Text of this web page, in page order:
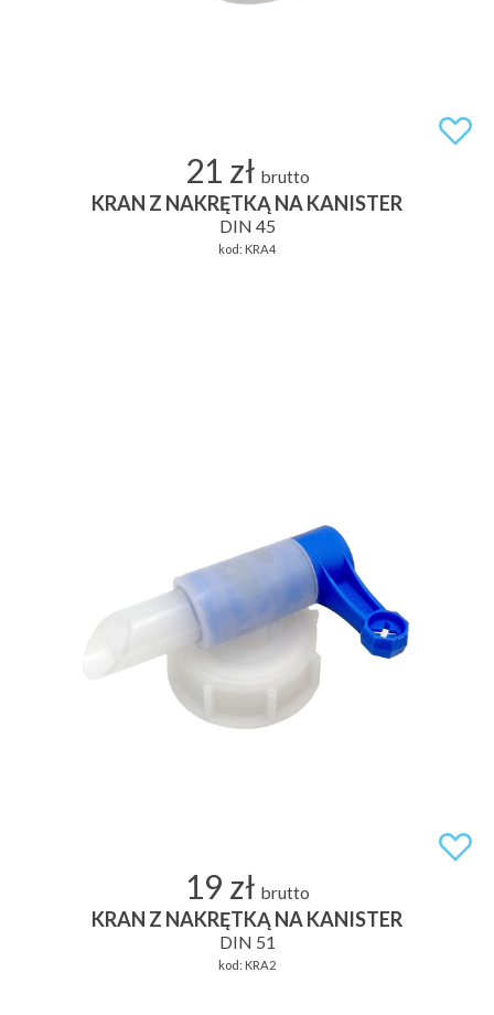
21 zł brutto
KRAN Z NAKRĘTKĄ NA KANISTER
DIN 45
kod: KRA4
19 zł brutto
KRAN Z NAKRĘTKĄ NA KANISTER
DIN 51
kod: KRA2